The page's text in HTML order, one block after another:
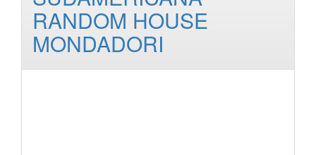
RANDOM HOUSE
MONDADORI